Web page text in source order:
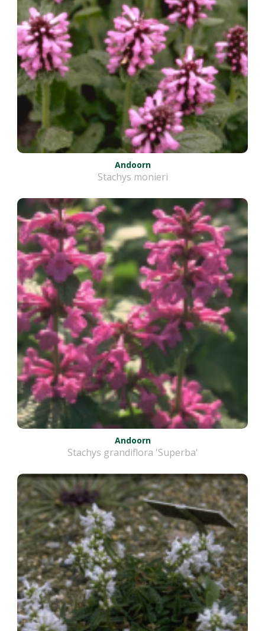
Andoorn
Stachys monieri
Andoorn
Stachys grandiflora 'Superba'